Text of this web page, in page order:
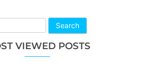
Search
VIEWED POSTS